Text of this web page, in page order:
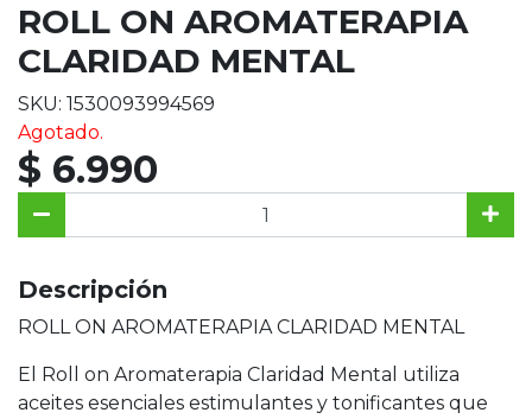
ROLL ON AROMATERAPIA
CLARIDAD MENTAL
SKU: 1530093994569
Agotado.
$ 6.990
Descripción
ROLL ON AROMATERAPIA CLARIDAD MENTAL
El Roll on Aromaterapia Claridad Mental utiliza
aceites esenciales estimulantes y tonificantes que